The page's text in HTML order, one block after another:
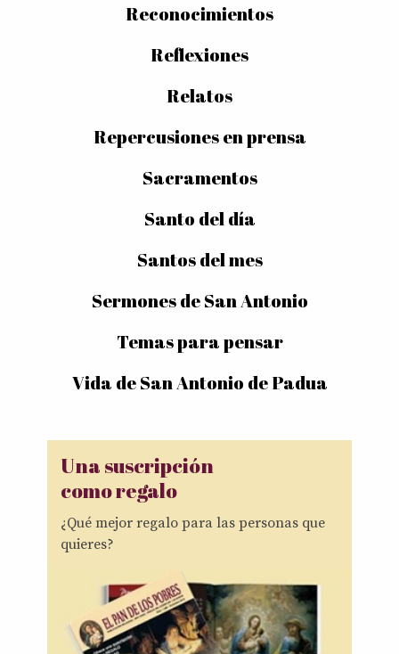
Reconocimientos
Reflexiones
Relatos
Repercusiones en prensa
Sacramentos
Santo del día
Santos del mes
Sermones de San Antonio
Temas para pensar
Vida de San Antonio de Padua
Una suscripción
como regalo
¿Qué mejor regalo para las personas que
quieres?